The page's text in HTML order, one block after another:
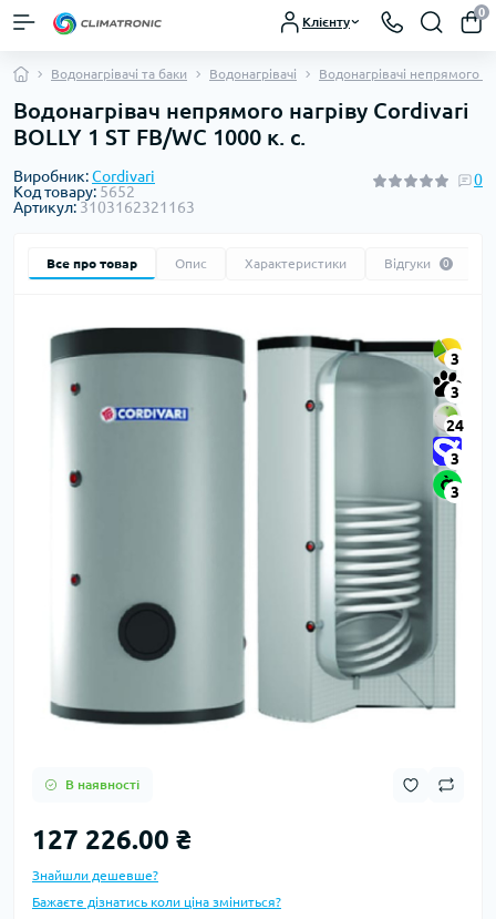
Клієнту
0
Водонагрівачі та баки Водонагрівачі Водонагрівачі непрямого
Водонагрівач непрямого нагріву Cordivari
BOLLY 1 ST FB/WC 1000 к. с.
Виробник:Cordivari
Код товару: 5652
Артикул: 3103162321163
0
Все про товар Опис Характеристики Відгуки 0
3
3
24
3
3
В наявності
127 226.00 ₴
Знайшли дешевше?
Бажаєте дізнатись коли ціна зміниться?